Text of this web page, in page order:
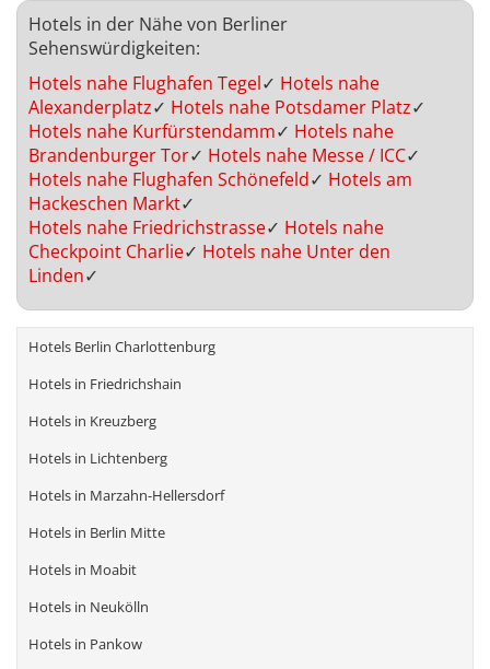
Hotels in der Nähe von Berliner
Sehenswürdigkeiten:
Hotels nahe Flughafen Tegel✓ Hotels nahe
Alexanderplatz✓ Hotels nahe Potsdamer Platz✓
Hotels nahe Kurfürstendamm✓ Hotels nahe
Brandenburger Tor✓ Hotels nahe Messe / ICC✓
Hotels nahe Flughafen Schönefeld✓ Hotels am
Hackeschen Markt✓
Hotels nahe Friedrichstrasse✓ Hotels nahe
Checkpoint Charlie✓ Hotels nahe Unter den
Linden✓
Hotels Berlin Charlottenburg
Hotels in Friedrichshain
Hotels in Kreuzberg
Hotels in Lichtenberg
Hotels in Marzahn-Hellersdorf
Hotels in Berlin Mitte
Hotels in Moabit
Hotels in Neukölln
Hotels in Pankow